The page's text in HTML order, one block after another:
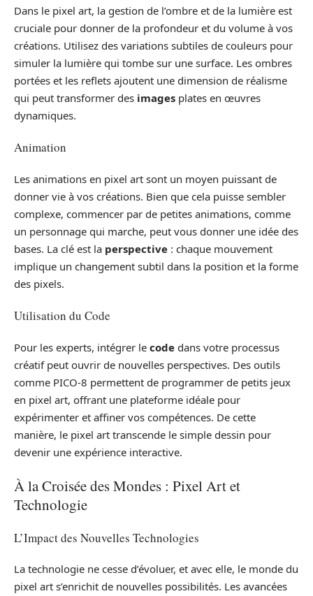
Dans le pixel art, la gestion de l’ombre et de la lumière est
cruciale pour donner de la profondeur et du volume à vos
créations. Utilisez des variations subtiles de couleurs pour
simuler la lumière qui tombe sur une surface. Les ombres
portées et les reflets ajoutent une dimension de réalisme
qui peut transformer des images plates en œuvres
dynamiques.
Animation
Les animations en pixel art sont un moyen puissant de
donner vie à vos créations. Bien que cela puisse sembler
complexe, commencer par de petites animations, comme
un personnage qui marche, peut vous donner une idée des
bases. La clé est la perspective : chaque mouvement
implique un changement subtil dans la position et la forme
des pixels.
Utilisation du Code
Pour les experts, intégrer le code dans votre processus
créatif peut ouvrir de nouvelles perspectives. Des outils
comme PICO-8 permettent de programmer de petits jeux
en pixel art, offrant une plateforme idéale pour
expérimenter et affiner vos compétences. De cette
manière, le pixel art transcende le simple dessin pour
devenir une expérience interactive.
À la Croisée des Mondes : Pixel Art et
Technologie
L’Impact des Nouvelles Technologies
La technologie ne cesse d’évoluer, et avec elle, le monde du
pixel art s’enrichit de nouvelles possibilités. Les avancées